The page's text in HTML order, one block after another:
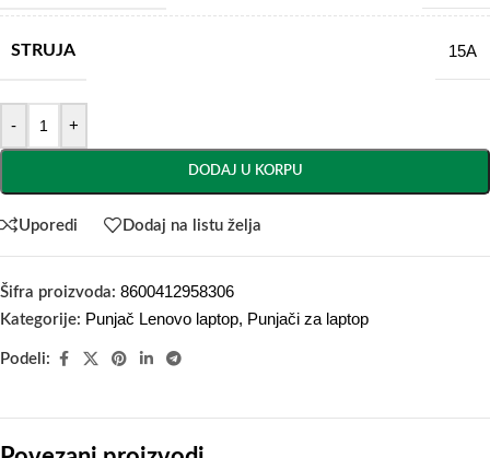
STRUJA 15A
- +
DODAJ U KORPU
Uporedi Dodaj na listu želja
Šifra proizvoda: 8600412958306
Kategorije: Punjač Lenovo laptop, Punjači za laptop
Podeli: